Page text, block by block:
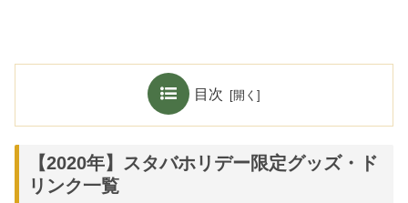
目次
【2020年】スタバホリデー限定グッズ・ド
リンク一覧